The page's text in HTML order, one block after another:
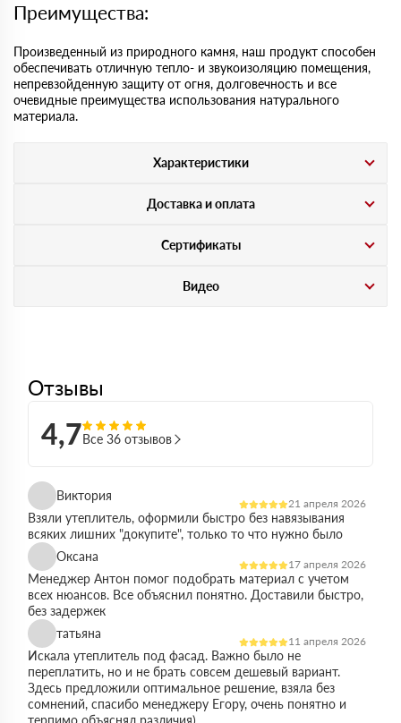
Преимущества:
Произведенный из природного камня, наш продукт способен
обеспечивать отличную тепло- и звукоизоляцию помещения,
непревзойденную защиту от огня, долговечность и все
очевидные преимущества использования натурального
материала.
Характеристики
Доставка и оплата
Сертификаты
Видео
Отзывы
4,7Все 36 отзывов
Виктория
21 апреля 2026
Взяли утеплитель, оформили быстро без навязывания
всяких лишних "докупите", только то что нужно было
Оксана
17 апреля 2026
Менеджер Антон помог подобрать материал с учетом
всех нюансов. Все объяснил понятно. Доставили быстро,
без задержек
татьяна
11 апреля 2026
Искала утеплитель под фасад. Важно было не
переплатить, но и не брать совсем дешевый вариант.
Здесь предложили оптимальное решение, взяла без
сомнений, спасибо менеджеру Егору, очень понятно и
терпимо объяснял различия)